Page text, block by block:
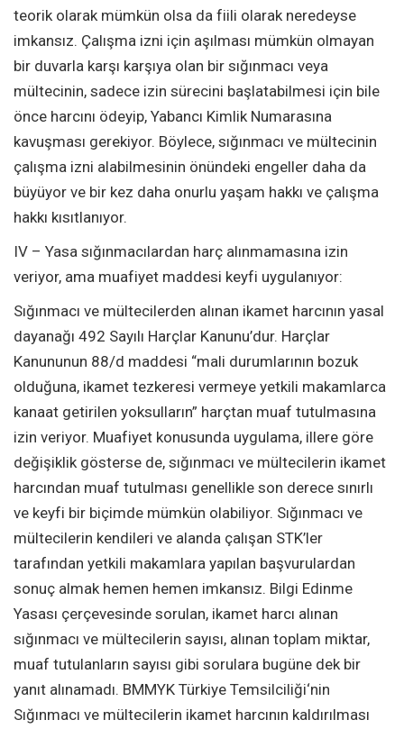
teorik olarak mümkün olsa da fiili olarak neredeyse
imkansız. Çalışma izni için aşılması mümkün olmayan
bir duvarla karşı karşıya olan bir sığınmacı veya
mültecinin, sadece izin sürecini başlatabilmesi için bile
önce harcını ödeyip, Yabancı Kimlik Numarasına
kavuşması gerekiyor. Böylece, sığınmacı ve mültecinin
çalışma izni alabilmesinin önündeki engeller daha da
büyüyor ve bir kez daha onurlu yaşam hakkı ve çalışma
hakkı kısıtlanıyor.
IV – Yasa sığınmacılardan harç alınmamasına izin
veriyor, ama muafiyet maddesi keyfi uygulanıyor:
Sığınmacı ve mültecilerden alınan ikamet harcının yasal
dayanağı 492 Sayılı Harçlar Kanunu’dur. Harçlar
Kanununun 88/d maddesi “mali durumlarının bozuk
olduğuna, ikamet tezkeresi vermeye yetkili makamlarca
kanaat getirilen yoksulların” harçtan muaf tutulmasına
izin veriyor. Muafiyet konusunda uygulama, illere göre
değişiklik gösterse de, sığınmacı ve mültecilerin ikamet
harcından muaf tutulması genellikle son derece sınırlı
ve keyfi bir biçimde mümkün olabiliyor. Sığınmacı ve
mültecilerin kendileri ve alanda çalışan STK’ler
tarafından yetkili makamlara yapılan başvurulardan
sonuç almak hemen hemen imkansız. Bilgi Edinme
Yasası çerçevesinde sorulan, ikamet harcı alınan
sığınmacı ve mültecilerin sayısı, alınan toplam miktar,
muaf tutulanların sayısı gibi sorulara bugüne dek bir
yanıt alınamadı. BMMYK Türkiye Temsilciliği‘nin
Sığınmacı ve mültecilerin ikamet harcının kaldırılması